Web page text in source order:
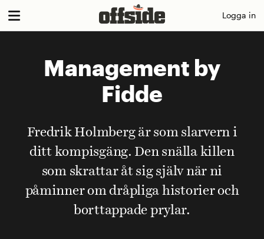
Skip
Logga in
Management by
Fidde
Fredrik Holmberg är som slarvern i
ditt kompisgäng. Den snälla killen
som skrattar åt sig själv när ni
påminner om dråpliga historier och
borttappade prylar.